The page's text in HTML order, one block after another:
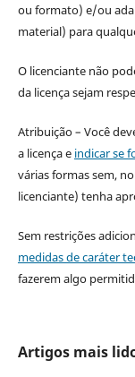
ou formato) e/ou
material) para
O licenciante não
da licença sejam
Atribuição – Você
a licença e indicar se
várias formas sem,
licenciante) tenha
Sem restrições
medidas de caráter
fazerem algo
Artigos mais